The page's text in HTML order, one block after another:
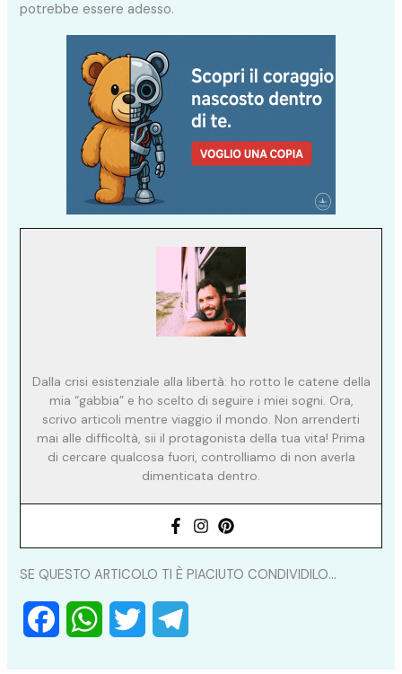
potrebbe essere adesso.
Dalla crisi esistenziale alla libertà: ho rotto le catene della
mia “gabbia” e ho scelto di seguire i miei sogni. Ora,
scrivo articoli mentre viaggio il mondo. Non arrenderti
mai alle difficoltà, sii il protagonista della tua vita! Prima
di cercare qualcosa fuori, controlliamo di non averla
dimenticata dentro.
SE QUESTO ARTICOLO TI È PIACIUTO CONDIVIDILO...
W